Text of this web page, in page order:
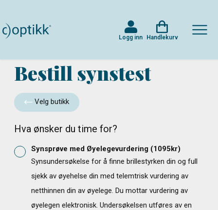
Logg inn Handlekurv
Bestill synstest
Velg butikk
Hva ønsker du time for?
Synsprøve med Øyelegevurdering (1095kr)
Synsundersøkelse for å finne brillestyrken din og full
sjekk av øyehelse din med telemtrisk vurdering av
netthinnen din av øyelege. Du mottar vurdering av
øyelegen elektronisk. Undersøkelsen utføres av en